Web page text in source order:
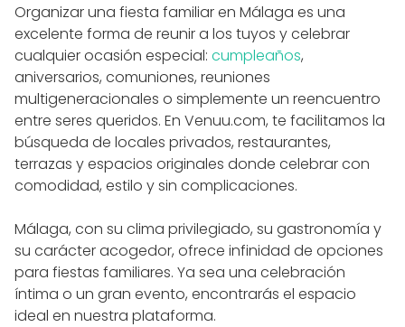
Organizar una fiesta familiar en Málaga es una
excelente forma de reunir a los tuyos y celebrar
cualquier ocasión especial: cumpleaños,
aniversarios, comuniones, reuniones
multigeneracionales o simplemente un reencuentro
entre seres queridos. En Venuu.com, te facilitamos la
búsqueda de locales privados, restaurantes,
terrazas y espacios originales donde celebrar con
comodidad, estilo y sin complicaciones.
Málaga, con su clima privilegiado, su gastronomía y
su carácter acogedor, ofrece infinidad de opciones
para fiestas familiares. Ya sea una celebración
íntima o un gran evento, encontrarás el espacio
ideal en nuestra plataforma.